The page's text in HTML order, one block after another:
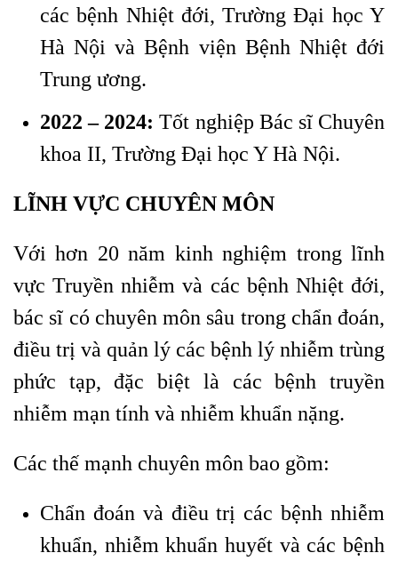
các bệnh Nhiệt đới, Trường Đại học Y
Hà Nội và Bệnh viện Bệnh Nhiệt đới
Trung ương.
2022 – 2024: Tốt nghiệp Bác sĩ Chuyên
khoa II, Trường Đại học Y Hà Nội.
LĨNH VỰC CHUYÊN MÔN
Với hơn 20 năm kinh nghiệm trong lĩnh
vực Truyền nhiễm và các bệnh Nhiệt đới,
bác sĩ có chuyên môn sâu trong chẩn đoán,
điều trị và quản lý các bệnh lý nhiễm trùng
phức tạp, đặc biệt là các bệnh truyền
nhiễm mạn tính và nhiễm khuẩn nặng.
Các thế mạnh chuyên môn bao gồm:
Chẩn đoán và điều trị các bệnh nhiễm
khuẩn, nhiễm khuẩn huyết và các bệnh